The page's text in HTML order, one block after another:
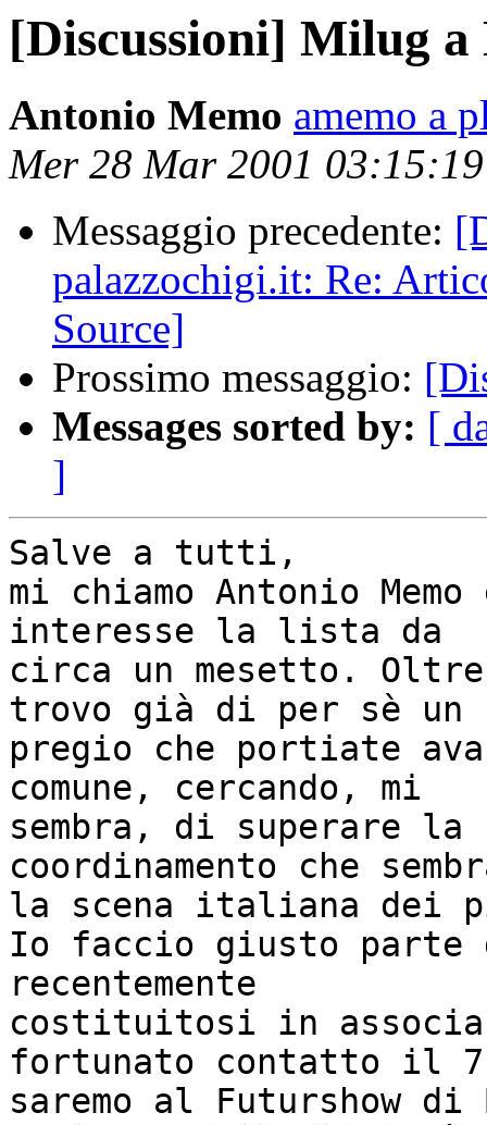
[Discussioni] Milug a
Antonio Memo amemo a
Mer 28 Mar 2001
Messaggio precedente:
palazzochigi.it: Re:
Source]
Prossimo messaggio:
Messages sorted by: [
]
Salve a tutti,
mi chiamo Antonio
interesse la lista da
circa un mesetto.
trovo già di per sè un
pregio che portiate
comune, cercando, mi
sembra, di superare la
coordinamento che
la scena italiana dei
Io faccio giusto
recentemente
costituitosi in
fortunato contatto il
saremo al Futurshow